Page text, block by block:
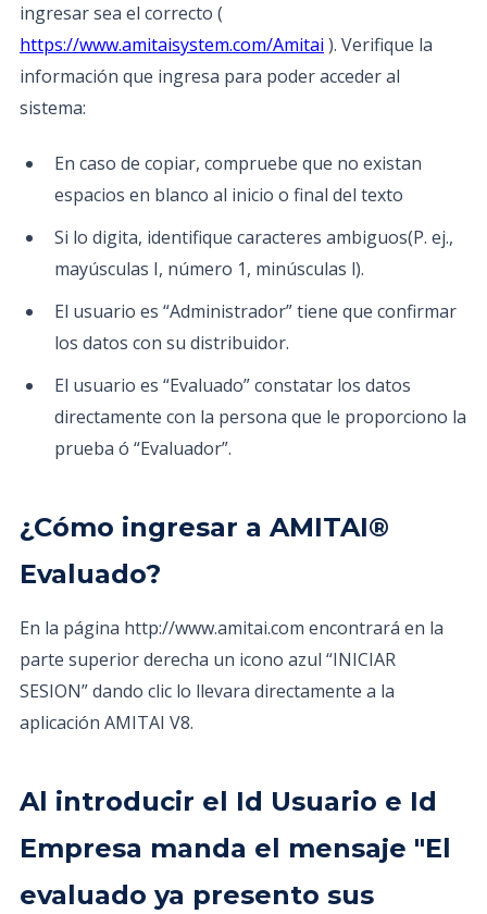
ingresar sea el correcto (
https://www.amitaisystem.com/Amitai ). Verifique la
información que ingresa para poder acceder al
sistema:
En caso de copiar, compruebe que no existan
espacios en blanco al inicio o final del texto
Si lo digita, identifique caracteres ambiguos(P. ej.,
mayúsculas I, número 1, minúsculas l).
El usuario es “Administrador” tiene que confirmar
los datos con su distribuidor.
El usuario es “Evaluado” constatar los datos
directamente con la persona que le proporciono la
prueba ó “Evaluador”.
¿Cómo ingresar a AMITAI®
Evaluado?
En la página http://www.amitai.com encontrará en la
parte superior derecha un icono azul “INICIAR
SESION” dando clic lo llevara directamente a la
aplicación AMITAI V8.
Al introducir el Id Usuario e Id
Empresa manda el mensaje "El
evaluado ya presento sus